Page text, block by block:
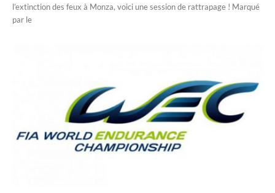
l’extinction des feux à Monza, voici une session de rattrapage ! Marqué
par le